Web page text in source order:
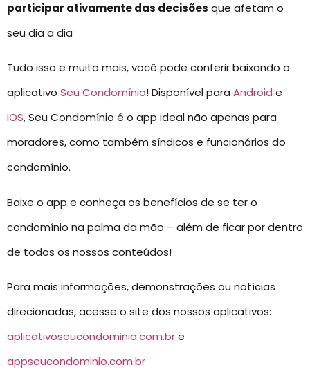
participar ativamente das decisões que afetam o
seu dia a dia
Tudo isso e muito mais, você pode conferir baixando o
aplicativo Seu Condomínio! Disponível para Android e
IOS, Seu Condomínio é o app ideal não apenas para
moradores, como também síndicos e funcionários do
condomínio.
Baixe o app e conheça os benefícios de se ter o
condomínio na palma da mão – além de ficar por dentro
de todos os nossos conteúdos!
Para mais informações, demonstrações ou notícias
direcionadas, acesse o site dos nossos aplicativos:
aplicativoseucondominio.com.bre
appseucondominio.com.br